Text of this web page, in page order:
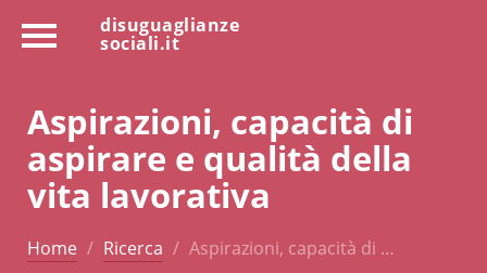
disuguaglianze
sociali.it
Aspirazioni, capacità di
aspirare e qualità della
vita lavorativa
Home Ricerca Aspirazioni, capacità di …